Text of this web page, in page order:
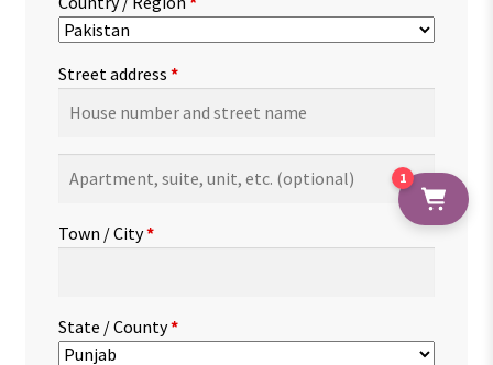
Street address *
suite,
etc.(optional)
Town / City*
State / County*
1